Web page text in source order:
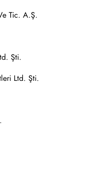
Tic. A.Ş.
Şti.
Ltd. Şti.